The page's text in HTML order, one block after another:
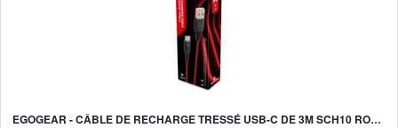
EGOGEAR - CÂBLE DE RECHARGE TRESSÉ USB-C DE 3M SCH10 ROUGE ET NOIR POUR SWITCH, SWITCH LITE, SWITCH OLED, PS5 ET XBOX SERIES X|S, SWITCH 2